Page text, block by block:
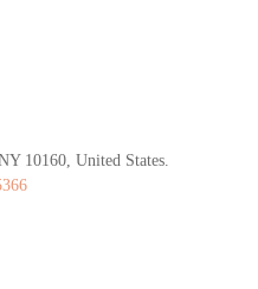
10160, United States​.